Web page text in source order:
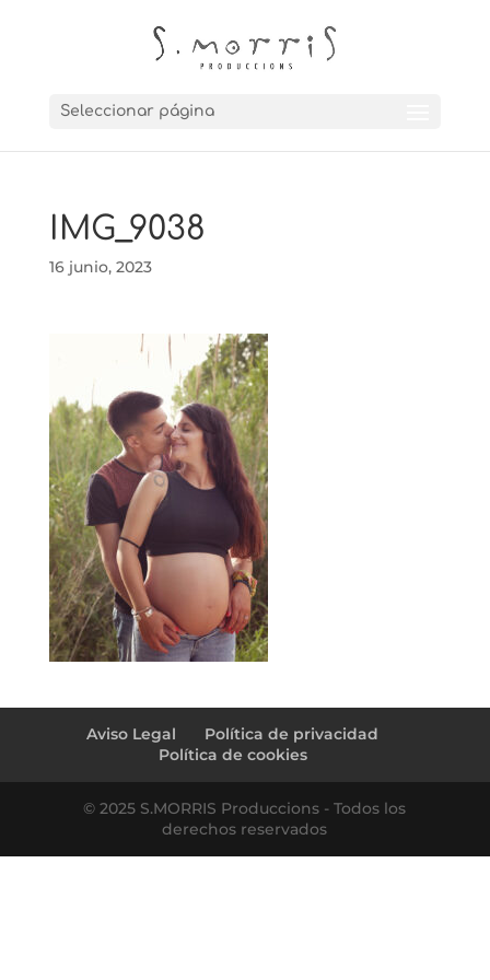
Seleccionar página
IMG_9038
16 junio, 2023
Aviso Legal
Política de privacidad
Política de cookies
© 2025 S.MORRIS Produccions - Todos los
derechos reservados